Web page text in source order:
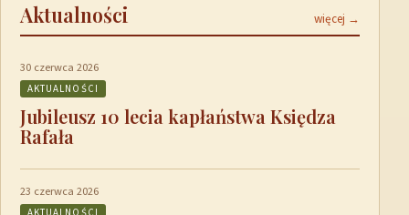
Aktualności więcej →
30 czerwca 2026
AKTUALNOŚCI
Jubileusz 10 lecia kapłaństwa Księdza
Rafała
23 czerwca 2026